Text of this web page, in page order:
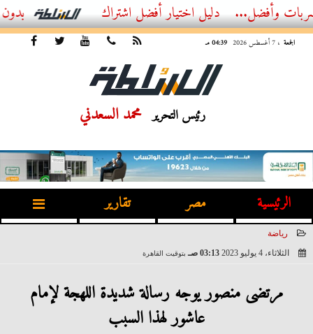
أفضل اشتراك IPTV بدون تقطيع 2026 – دليل المشاهد العصري
الجمعة ، 7 أغسطس 2026 04:39 مـ
رئيس التحرير محمد السعدني
الرئيسية مصر تقارير
رياضة
الثلاثاء، 4 يوليو 2023
03:13 صـ بتوقيت القاهرة
مرتضى منصور يوجه رسالة شديدة اللهجة لإمام
عاشور لهذا السبب